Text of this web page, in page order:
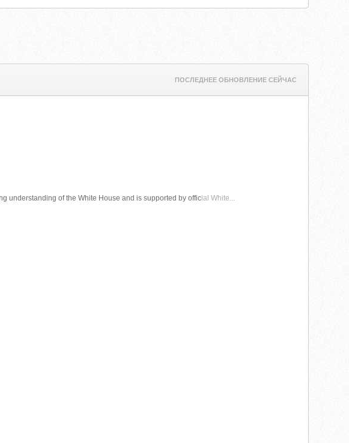
ПОСЛЕДНЕЕ ОБНОВЛЕНИЕ СЕЙЧАС
understanding of the White House and is supported by official White...